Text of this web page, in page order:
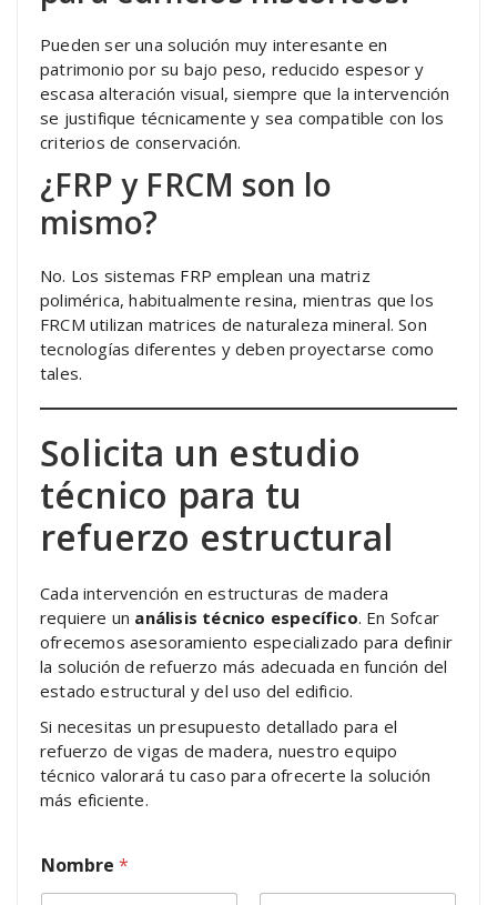
Pueden ser una solución muy interesante en
patrimonio por su bajo peso, reducido espesor y
escasa alteración visual, siempre que la intervención
se justifique técnicamente y sea compatible con los
criterios de conservación.
¿FRP y FRCM son lo
mismo?
No. Los sistemas FRP emplean una matriz
polimérica, habitualmente resina, mientras que los
FRCM utilizan matrices de naturaleza mineral. Son
tecnologías diferentes y deben proyectarse como
tales.
Solicita un estudio
técnico para tu
refuerzo estructural
Cada intervención en estructuras de madera
requiere un análisis técnico específico. En Sofcar
ofrecemos asesoramiento especializado para definir
la solución de refuerzo más adecuada en función del
estado estructural y del uso del edificio.
Si necesitas un presupuesto detallado para el
refuerzo de vigas de madera, nuestro equipo
técnico valorará tu caso para ofrecerte la solución
más eficiente.
e
l
Nombre *